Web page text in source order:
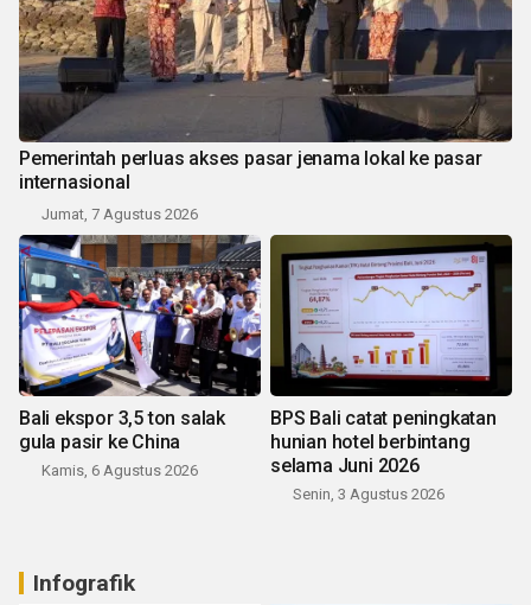
Pemerintah perluas akses pasar jenama lokal ke pasar
internasional
Jumat, 7 Agustus 2026
Bali ekspor 3,5 ton salak
gula pasir ke China
Kamis, 6 Agustus 2026
BPS Bali catat peningkatan
hunian hotel berbintang
selama Juni 2026
Senin, 3 Agustus 2026
Infografik